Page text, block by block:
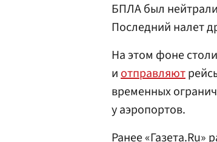
БПЛА был
Последний налет
На этом фоне
иотправляют
временных
у аэропортов.
Ранее